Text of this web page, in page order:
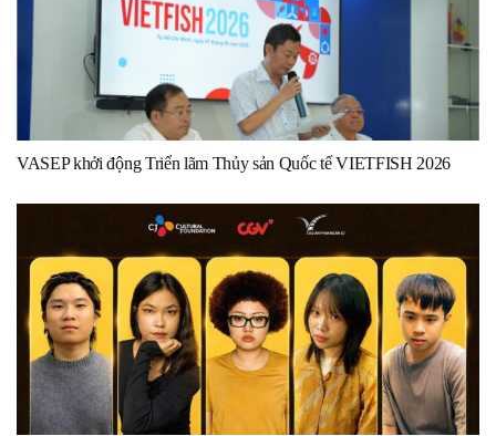
VASEP khởi động Triển lãm Thủy sản Quốc tế VIETFISH 2026